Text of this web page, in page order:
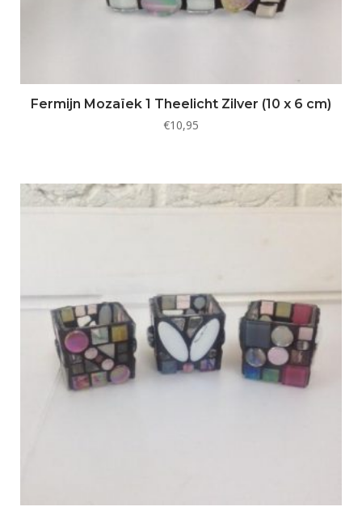
Fermijn Mozaïek 1 Theelicht Zilver (10 x 6 cm)
€10,95